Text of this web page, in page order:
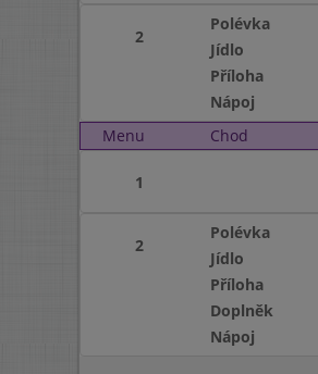
2
Polévka
Jídlo
Příloha
Nápoj
Menu
Chod
1
2
Polévka
Jídlo
Příloha
Doplněk
Nápoj